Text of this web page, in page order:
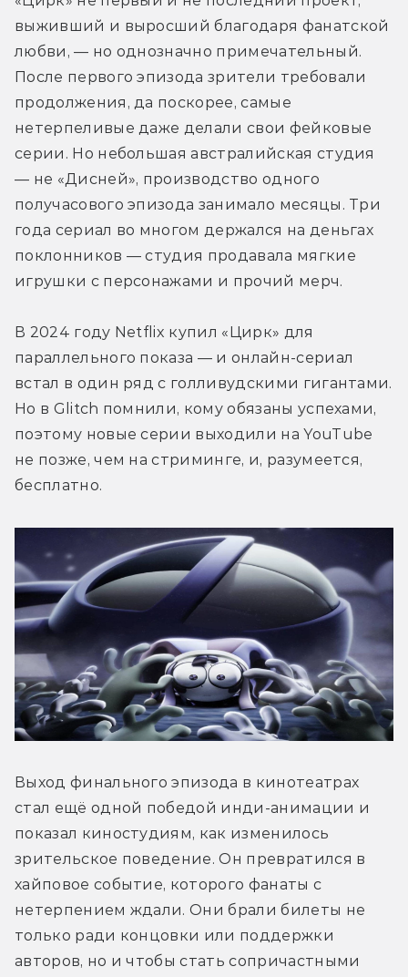
выживший и выросший благодаря фанатской
любви, — но однозначно примечательный.
После первого эпизода зрители требовали
продолжения, да поскорее, самые
нетерпеливые даже делали свои фейковые
серии. Но небольшая австралийская студия
— не «Дисней», производство одного
получасового эпизода занимало месяцы. Три
года сериал во многом держался на деньгах
поклонников — студия продавала мягкие
игрушки с персонажами и прочий мерч.
В 2024 году Netflix купил «Цирк» для
параллельного показа — и онлайн-сериал
встал в один ряд с голливудскими гигантами.
Но в Glitch помнили, кому обязаны успехами,
поэтому новые серии выходили на YouTube
не позже, чем на стриминге, и, разумеется,
бесплатно.
Выход финального эпизода в кинотеатрах
стал ещё одной победой инди-анимации и
показал киностудиям, как изменилось
зрительское поведение. Он превратился в
хайповое событие, которого фанаты с
нетерпением ждали. Они брали билеты не
только ради концовки или поддержки
авторов, но и чтобы стать сопричастными